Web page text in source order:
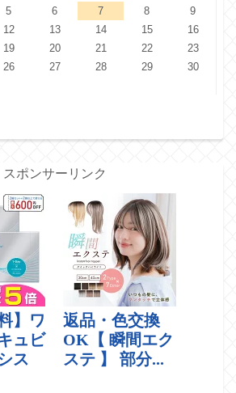
5 6 7 8
9
12 13 14 15
16
19 20 21 22
23
26 27 28 29
30
スポンサーリンク